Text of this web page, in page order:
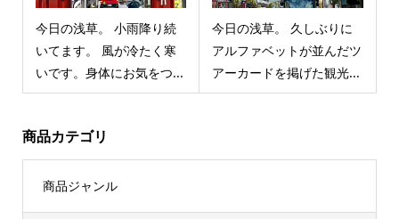
今日の浅草。 小雨降り続
いてます。 風が冷たく寒
いです。身体にお気をつ...
今日の浅草。 久しぶりに
アルファベットが並んだツ
アーカードを掲げた観光...
商品カテゴリ
商品ジャンル